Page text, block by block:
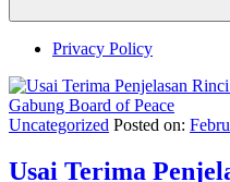
Privacy Policy
Uncategorized Posted on:
Usai Terima